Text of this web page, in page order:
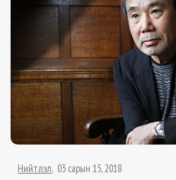
Нийтлэл 03 сарын 15, 2018